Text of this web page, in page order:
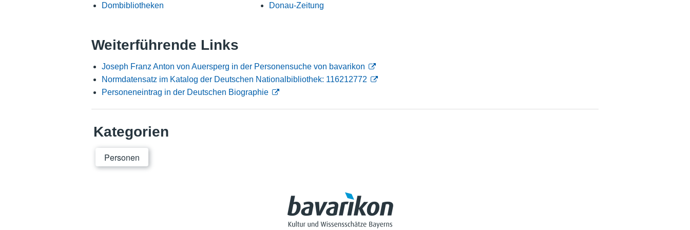
Dombibliotheken Donau-Zeitung
Weiterführende Links
Joseph Franz Anton von Auersperg in der Personensuche von bavarikon
Normdatensatz im Katalog der Deutschen Nationalbibliothek: 116212772
Personeneintrag in der Deutschen Biographie
Kategorien
Personen